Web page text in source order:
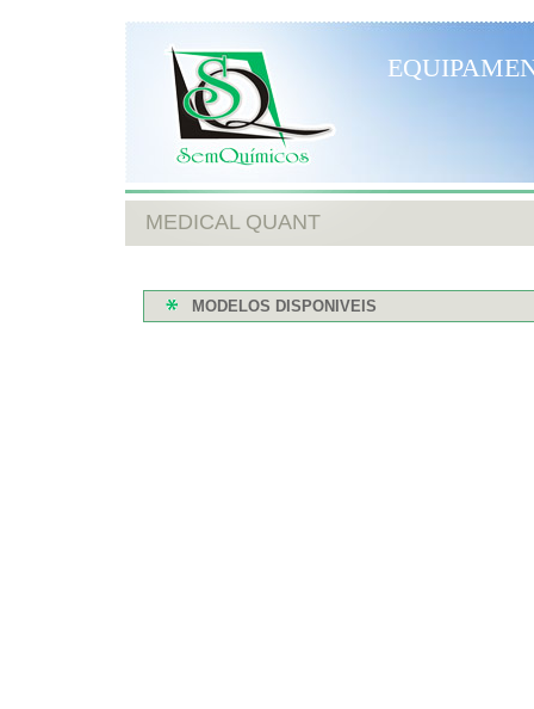
MEDICAL QUANT
MODELOS DISPONIVEIS